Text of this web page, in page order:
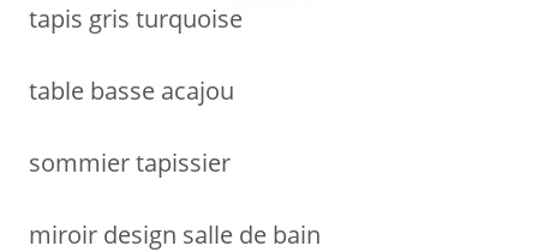
r
e
tapis gris turquoise
table basse acajou
sommier tapissier
miroir design salle de bain